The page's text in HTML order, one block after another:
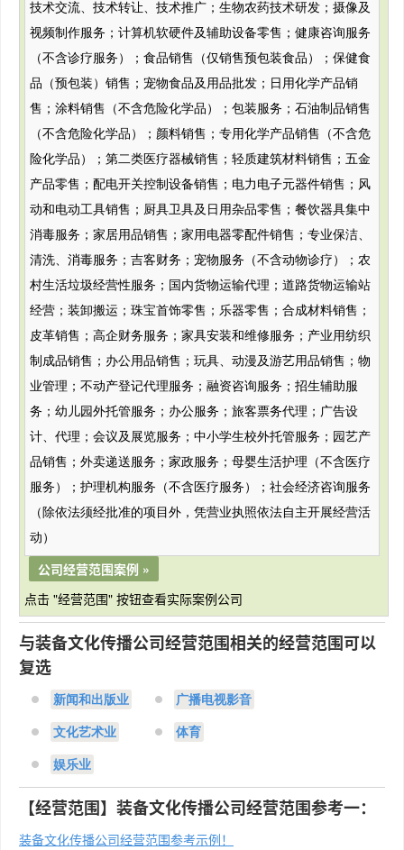
技术交流、技术转让、技术推广；生物农药技术研发；摄像及
视频制作服务；计算机软硬件及辅助设备零售；健康咨询服务
（不含诊疗服务）；食品销售（仅销售预包装食品）；保健食
品（预包装）销售；宠物食品及用品批发；日用化学产品销
售；涂料销售（不含危险化学品）；包装服务；石油制品销售
（不含危险化学品）；颜料销售；专用化学产品销售（不含危
险化学品）；第二类医疗器械销售；轻质建筑材料销售；五金
产品零售；配电开关控制设备销售；电力电子元器件销售；风
动和电动工具销售；厨具卫具及日用杂品零售；餐饮器具集中
消毒服务；家居用品销售；家用电器零配件销售；专业保洁、
清洗、消毒服务；吉客财务；宠物服务（不含动物诊疗）；农
村生活垃圾经营性服务；国内货物运输代理；道路货物运输站
经营；装卸搬运；珠宝首饰零售；乐器零售；合成材料销售；
皮革销售；高企财务服务；家具安装和维修服务；产业用纺织
制成品销售；办公用品销售；玩具、动漫及游艺用品销售；物
业管理；不动产登记代理服务；融资咨询服务；招生辅助服
务；幼儿园外托管服务；办公服务；旅客票务代理；广告设
计、代理；会议及展览服务；中小学生校外托管服务；园艺产
品销售；外卖递送服务；家政服务；母婴生活护理（不含医疗
服务）；护理机构服务（不含医疗服务）；社会经济咨询服务
（除依法须经批准的项目外，凭营业执照依法自主开展经营活
动）
公司经营范围案例 »
点击 "经营范围" 按钮查看实际案例公司
与装备文化传播公司经营范围相关的经营范围可以
复选
新闻和出版业 广播电视影音
文化艺术业 体育
娱乐业
【经营范围】装备文化传播公司经营范围参考一：
装备文化传播公司经营范围参考示例！